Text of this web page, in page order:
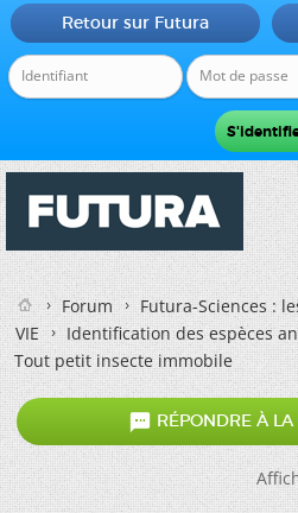
Retour sur Futura
Forum
Futura-Sciences :
VIE
Identification des espèces
Tout petit insecte immobile
 RÉPONDRE À